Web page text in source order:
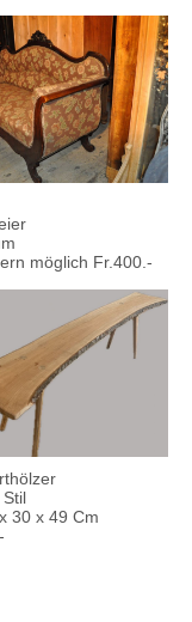
möglich Fr.400.-
30 x 49 Cm